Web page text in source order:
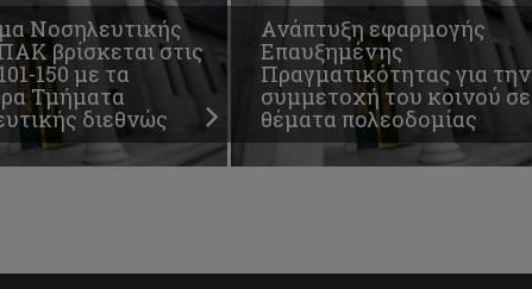
Νοσηλευτικής
βρίσκεται στις
150 με τα
Τμήματα
διεθνώς
Ανάπτυξη εφαρμογής
Επαυξημένης
Πραγματικότητας για την
συμμετοχή του κοινού σε
θέματα πολεοδομίας